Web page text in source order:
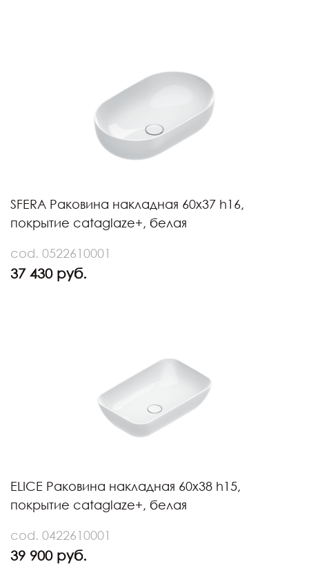
SFERA Раковина накладная 60х37 h16,
покрытие cataglaze+, белая
cod. 0522610001
37 430 руб.
ELICE Раковина накладная 60х38 h15,
покрытие cataglaze+, белая
cod. 0422610001
39 900 руб.